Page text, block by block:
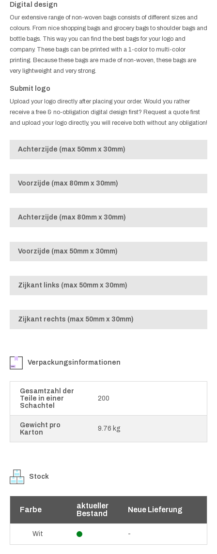
Digital design
Our extensive range of non-woven bags consists of different sizes and
colours. From nice shopping bags and grocery bags to shoulder bags and
bottle bags. This way you can find the best bags for your logo and
company. These bags can be printed with a 1-color to multi-color
printing. Because these bags are made of non-woven, these bags are
very lightweight and very strong.
Submit logo
Upload your logo directly after placing your order. Would you rather
receive a free & no-obligation digital design first? Request a quote first
and upload your logo directly, you will receive both without any obligation!
Achterzijde (max 50mm x 30mm)
Voorzijde (max 80mm x 30mm)
Achterzijde (max 80mm x 30mm)
Voorzijde (max 50mm x 30mm)
Zijkant links (max 50mm x 30mm)
Zijkant rechts (max 50mm x 30mm)
Verpackungsinformationen
Gesamtzahl der
Teile in einer
Schachtel
200
Gewicht pro
Karton
9.76 kg
Stock
Farbe
aktueller
Bestand
Neue Lieferung
Wit -